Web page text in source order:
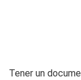
Tener un